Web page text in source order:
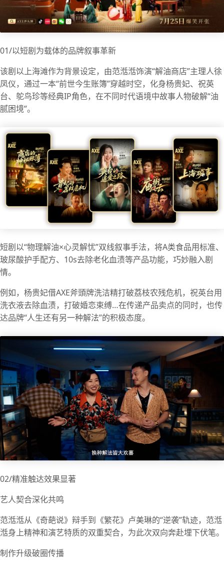
01/以短剧为载体的品牌叙事革新
该剧以上海滩作为背景设定，由范湉湉饰演“解油商店”主理人徐
凤仪，通过一本“前世今生账簿”穿越时空，化身杨贵妃、祝英
台、鸵鸟珍等经典IP角色，在不同时代语境中故事人物破解“油
腻困境”。
短剧以“物理解油×心灵解忧”双线叙事手法，将A类食品用标准、
玻尿酸护手配方、10s去除老化血渍等产品功能，巧妙融入剧
情。
例如，杨贵妃借AXE斧頭牌洗洁精打破荔枝农残危机，祝英台用
洗衣液去除血渍，打破婚恋束缚…在传递产品卖点的同时，也传
达品牌“人生还有另一种解法”的积极态度。
02/精准触达效果显著
艺人契合深化共鸣
范湉湉从《奇葩说》辩手到《繁花》卢美琳的“逆袭”轨迹，范湉
湉身上精神和演艺特质的双重契合，为此次双向奔赴埋下伏笔。
制作升级破圈传播